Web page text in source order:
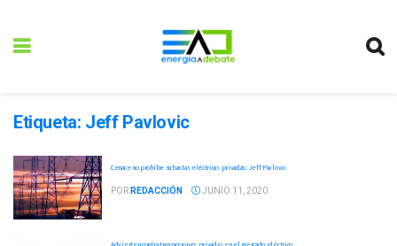
Etiqueta: Jeff Pavlovic
Cenace no prohíbe subastas eléctricas privadas: Jeff Pavlovic
POR REDACCIÓN JUNIO 11, 2020
Advierten contra transacciones privadas en el mercado eléctrico